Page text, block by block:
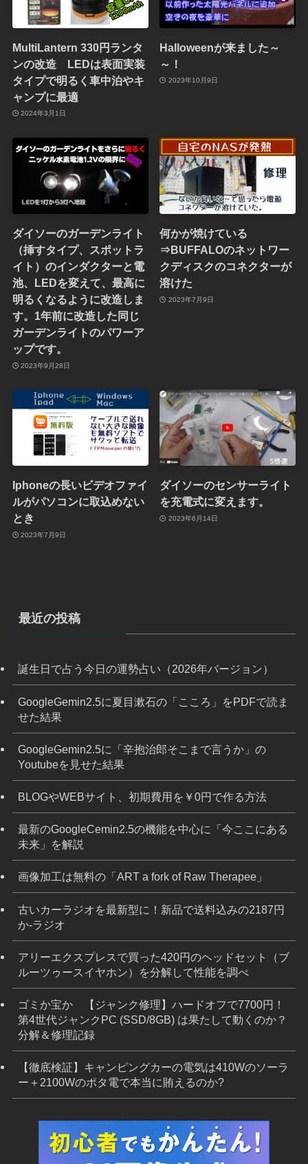
MultiLantern 330円ランタ
ンの改造 LEDは表面実装
タイプで明るく車中泊やキ
ャンプに最適
2024年3月1日
Halloweenが来ました～
～！
2023年10月9日
ダイソーのガーデンライト
（挿すタイプ、スポットラ
イト）のインダクターと電
池、LEDを変えて、最高に
明るくなるように改造しま
す。1年前に改造した同じ
ガーデンライトのパワーア
ップです。
2023年9月28日
何かが焼けている
⇒BUFFALOのネットワー
クディスクのコネクターが
溶けた
2023年7月9日
Iphoneの長いビデオファイ
ルがパソコンに取込めない
とき
2023年7月9日
ダイソーのセンサーライト
を充電式に変えます。
2023年6月14日
最近の投稿
誕生日で占う今日の運勢占い（2026年バージョン）
GoogleGemin2.5に夏目漱石の「こころ」をPDFで読ま
せた結果
GoogleGemin2.5に「辛抱治郎そこまで言うか」の
Youtubeを見せた結果
BLOGやWEBサイト、初期費用を￥0円で作る方法
最新のGoogleCemin2.5の機能を中心に「今ここにある
未来」を解説
画像加工は無料の「ART a fork of Raw Therapee」
古いカーラジオを最新型に！新品で送料込みの2187円
か-ラジオ
アリーエクスプレスで買った420円のヘッドセット（ブ
ルーツゥースイヤホン）を分解して性能を調べ
ゴミか宝か 【ジャンク修理】ハードオフで7700円！
第4世代ジャンクPC (SSD/8GB) は果たして動くのか？
分解＆修理記録
【徹底検証】キャンピングカーの電気は410Wのソーラ
ー＋2100Wのポタ電で本当に賄えるのか?